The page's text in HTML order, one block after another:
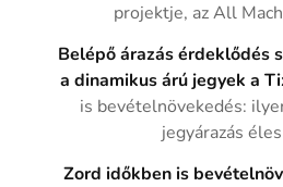
projektje, az All
Belépő árazás érdeklődés
a dinamikus árú jegyek a
is bevételnövekedés:
jegyárazás
Zord időkben is